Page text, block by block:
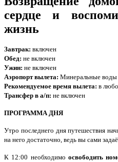
сердце и
жизнь
Завтрак: включен
Обед: не включен
Ужин: не включен
Аэропорт вылета: Минеральные воды
Рекомендуемое время вылета: в
Трансфер в а/п: не включен
ПРОГРАММА ДНЯ
Утро последнего дня путешествия
на него достаточно, ведь вы сами
К 12:00 необходимо освободить